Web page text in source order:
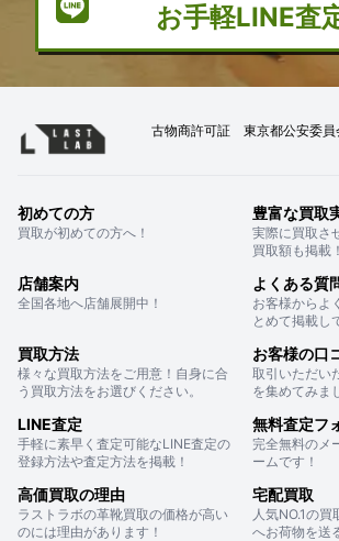
お手軽LINE査
古物商許可証 東京都公安委
初めての方
買取が初めての方へ！
豊富な買取
実際に買取さ
買取額も掲載！
店舗案内
全国各地へ店舗展開中！
よくある質
お客様からよ
とめて掲載し
買取方法
様々な買取方法をご用意！自身に合
う買取方法をお選びください。
お客様の口
取引いただい
を集めてみま
LINE査定
手軽に素早く査定可能なLINE査定の
登録方法や査定方法を掲載！
無料査定フ
完全無料のメ
ームです！
高価買取の理由
ラストラボの革靴買取の価格が高い
のには理由があります！
宅配買取
人気NO.1の
へお荷物を送